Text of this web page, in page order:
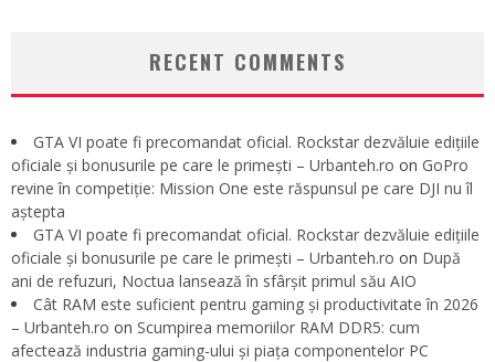
RECENT COMMENTS
GTA VI poate fi precomandat oficial. Rockstar dezvăluie edițiile
oficiale și bonusurile pe care le primești – Urbanteh.ro on GoPro
revine în competiție: Mission One este răspunsul pe care DJI nu îl
aștepta
GTA VI poate fi precomandat oficial. Rockstar dezvăluie edițiile
oficiale și bonusurile pe care le primești – Urbanteh.ro on După
ani de refuzuri, Noctua lansează în sfârșit primul său AIO
Cât RAM este suficient pentru gaming și productivitate în 2026
– Urbanteh.ro on Scumpirea memoriilor RAM DDR5: cum
afectează industria gaming-ului și piața componentelor PC